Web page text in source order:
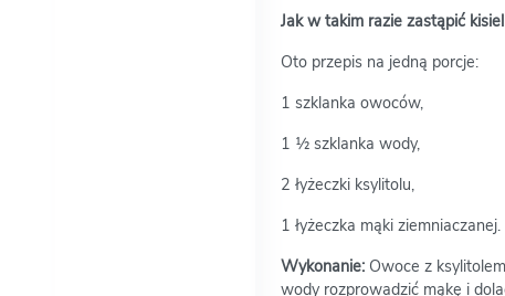
Jak w takim razie zastąpić
Oto przepis na jedną porcje:
1 szklanka owoców,
1 ½ szklanka wody,
2 łyżeczki ksylitolu,
1 łyżeczka mąki ziemniaczanej.
Wykonanie: Owoce z
wody rozprowadzić mąkę i